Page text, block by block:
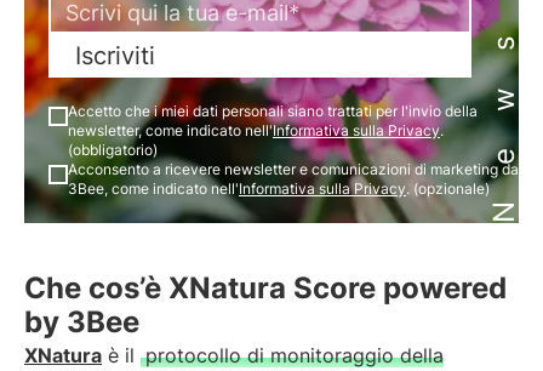
Iscriviti
Accetto che i miei dati personali siano trattati per l'invio della
newsletter, come indicato nell'Informativa sulla Privacy.
(obbligatorio)
Acconsento a ricevere newsletter e comunicazioni di marketing da
3Bee, come indicato nell'Informativa sulla Privacy. (opzionale)
Che cos’è XNatura Score powered
by 3Bee
XNatura è il protocollo di monitoraggio della